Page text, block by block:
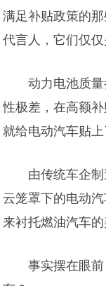
满足补贴政策的
代言人，它们仅
动力电池质
性极差，在高额
就给电动汽车贴
由传统车企
云笼罩下的电动
来衬托燃油汽车的
事实摆在眼